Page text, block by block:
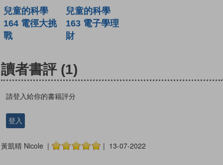
兒童的科學
164 電徑大挑
戰
兒童的科學
163 電子學理
財
讀者書評 (1)
請登入給你的書籍評分
登入
黃凱晴 Nicole | | 13-07-2022